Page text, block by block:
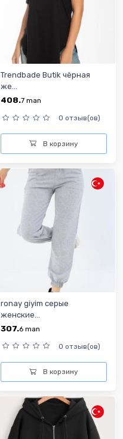
Trendbade Butik чёрная
же...
408.7 man
0 отзыв(ов)
В корзину
ronay giyim cерые
женские...
307.6 man
0 отзыв(ов)
В корзину